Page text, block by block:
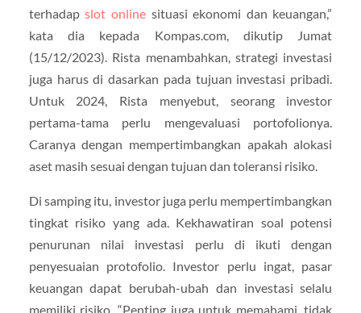
terhadapslot onlinesituasi ekonomi dan keuangan,”
kata dia kepada Kompas.com, dikutip Jumat
(15/12/2023). Rista menambahkan, strategi investasi
juga harus di dasarkan pada tujuan investasi pribadi.
Untuk 2024, Rista menyebut, seorang investor
pertama-tama perlu mengevaluasi portofolionya.
Caranya dengan mempertimbangkan apakah alokasi
aset masih sesuai dengan tujuan dan toleransi risiko.
Di samping itu, investor juga perlu mempertimbangkan
tingkat risiko yang ada. Kekhawatiran soal potensi
penurunan nilai investasi perlu di ikuti dengan
penyesuaian protofolio. Investor perlu ingat, pasar
keuangan dapat berubah-ubah dan investasi selalu
memiliki risiko. “Penting juga untuk memahami, tidak